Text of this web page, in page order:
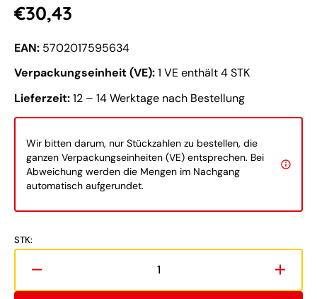
Normaler
Preis
€30,43
EAN: 5702017595634
Verpackungseinheit (VE):1 VE enthält 4 STK
Lieferzeit:12 – 14 Werktage nach Bestellung
Wir bitten darum, nur Stückzahlen zu bestellen, die
ganzen Verpackungseinheiten (VE) entsprechen. Bei
Abweichung werden die Mengen im Nachgang
automatisch aufgerundet.
STK:
die
die